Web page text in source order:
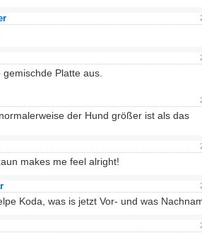
Platte aus.
normalerweise der Hund größer ist als das
makes me feel alright!
Koda, was is jetzt Vor- und was